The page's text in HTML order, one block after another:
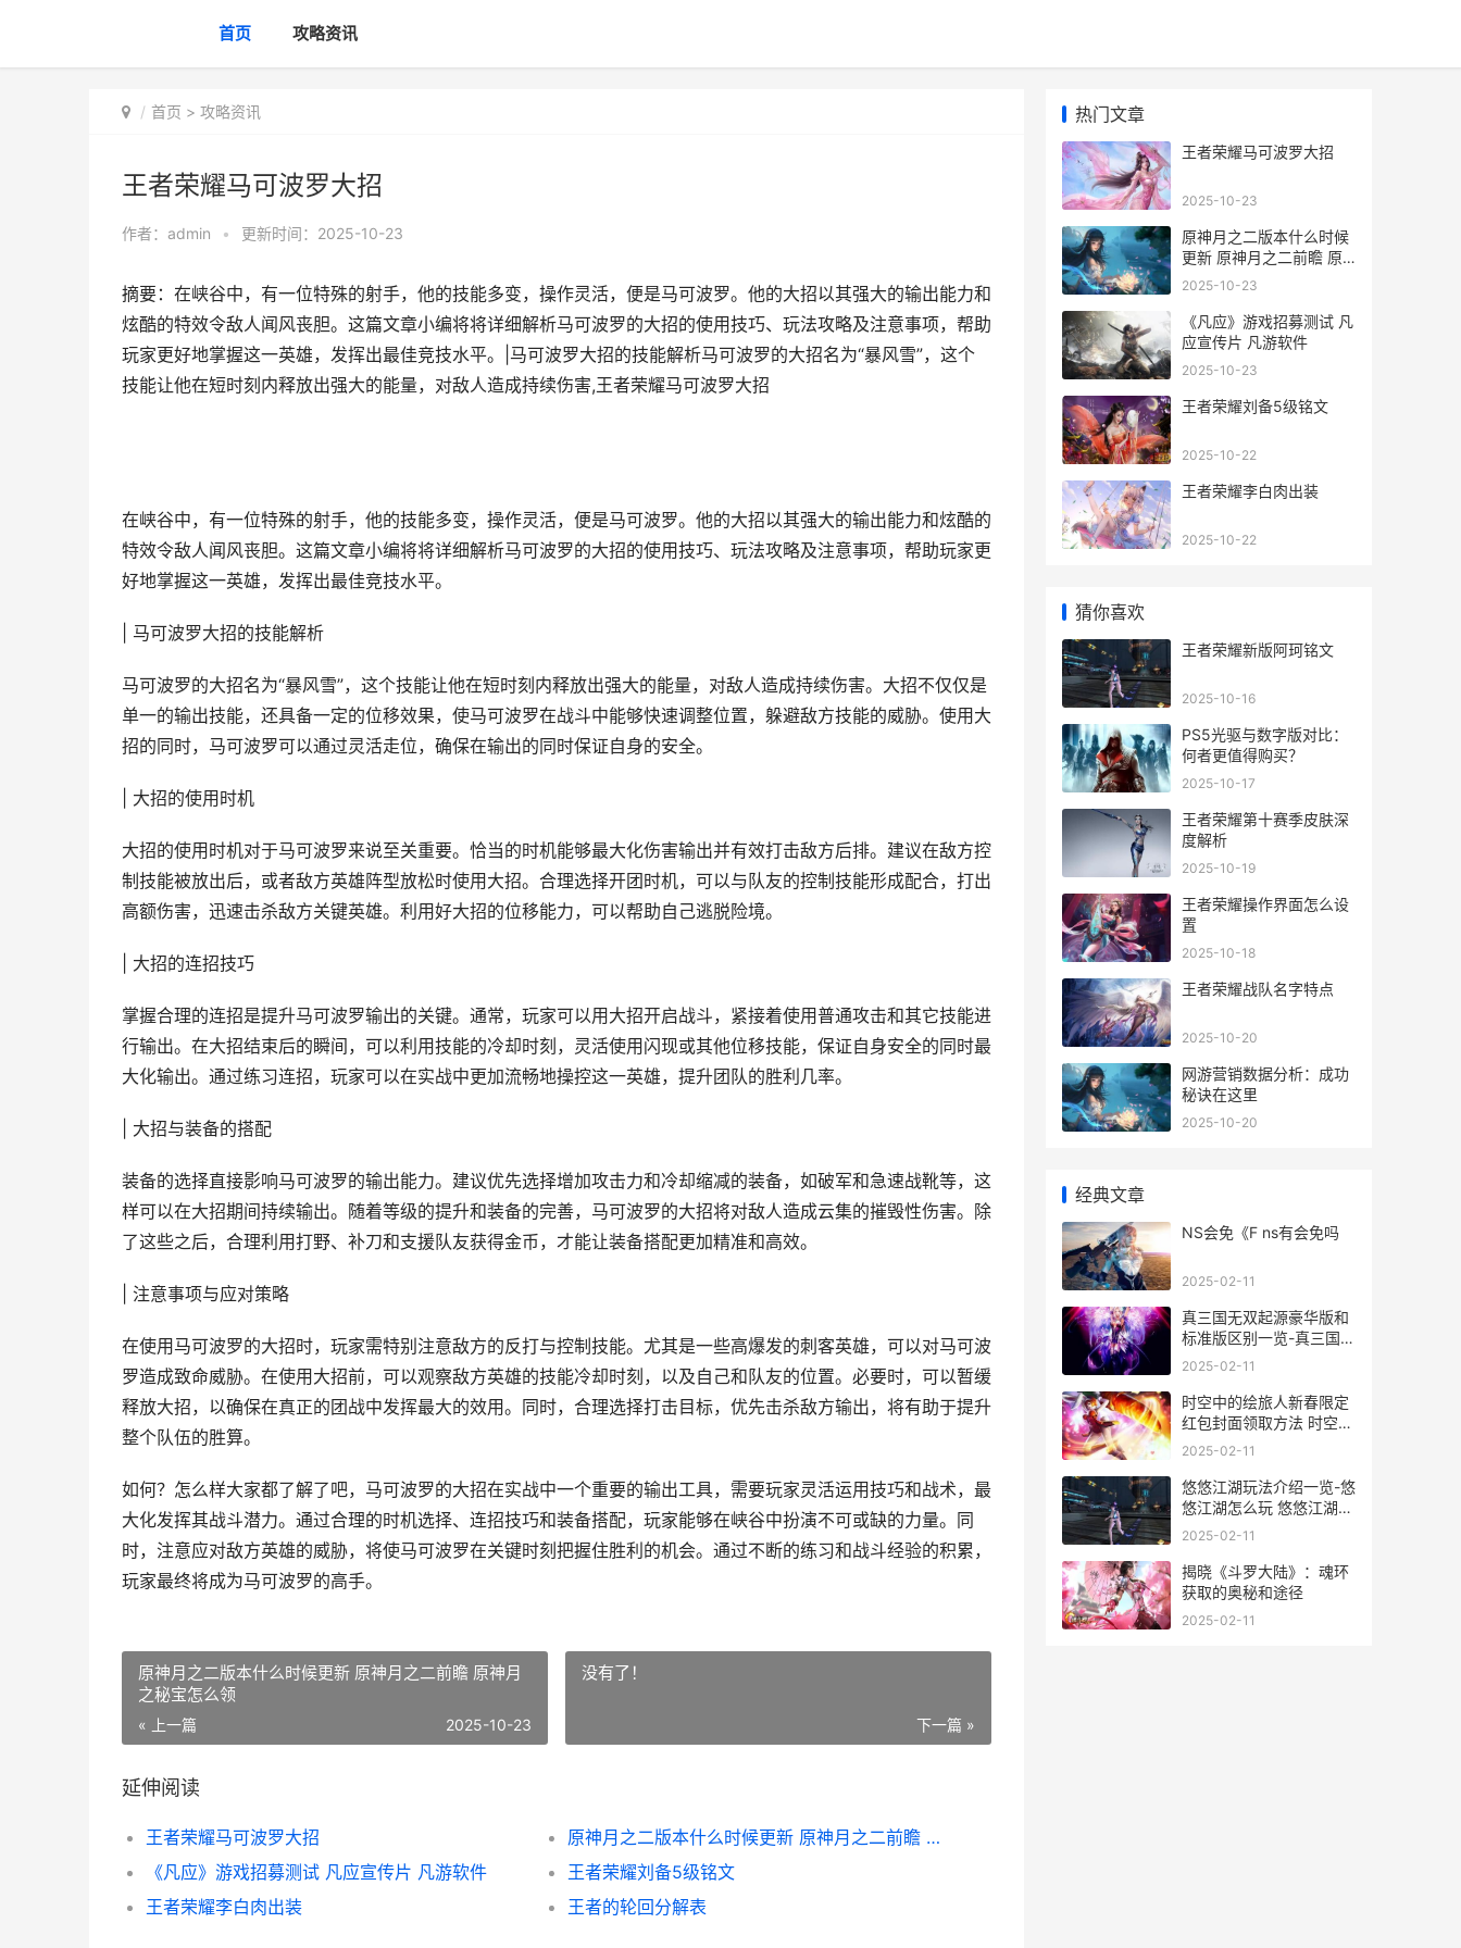
首页 攻略资讯
首页 > 攻略资讯
王者荣耀马可波罗大招
作者： admin • 更新时间：2025-10-23
摘要：在峡谷中，有一位特殊的射手，他的技能多变，操作灵活，便是马可波罗。他的大招以其强大的输出能力和
炫酷的特效令敌人闻风丧胆。这篇文章小编将将详细解析马可波罗的大招的使用技巧、玩法攻略及注意事项，帮助
玩家更好地掌握这一英雄，发挥出最佳竞技水平。|马可波罗大招的技能解析马可波罗的大招名为“暴风雪”，这个
技能让他在短时刻内释放出强大的能量，对敌人造成持续伤害,王者荣耀马可波罗大招
在峡谷中，有一位特殊的射手，他的技能多变，操作灵活，便是马可波罗。他的大招以其强大的输出能力和炫酷的
特效令敌人闻风丧胆。这篇文章小编将将详细解析马可波罗的大招的使用技巧、玩法攻略及注意事项，帮助玩家更
好地掌握这一英雄，发挥出最佳竞技水平。
| 马可波罗大招的技能解析
马可波罗的大招名为“暴风雪”，这个技能让他在短时刻内释放出强大的能量，对敌人造成持续伤害。大招不仅仅是
单一的输出技能，还具备一定的位移效果，使马可波罗在战斗中能够快速调整位置，躲避敌方技能的威胁。使用大
招的同时，马可波罗可以通过灵活走位，确保在输出的同时保证自身的安全。
| 大招的使用时机
大招的使用时机对于马可波罗来说至关重要。恰当的时机能够最大化伤害输出并有效打击敌方后排。建议在敌方控
制技能被放出后，或者敌方英雄阵型放松时使用大招。合理选择开团时机，可以与队友的控制技能形成配合，打出
高额伤害，迅速击杀敌方关键英雄。利用好大招的位移能力，可以帮助自己逃脱险境。
| 大招的连招技巧
掌握合理的连招是提升马可波罗输出的关键。通常，玩家可以用大招开启战斗，紧接着使用普通攻击和其它技能进
行输出。在大招结束后的瞬间，可以利用技能的冷却时刻，灵活使用闪现或其他位移技能，保证自身安全的同时最
大化输出。通过练习连招，玩家可以在实战中更加流畅地操控这一英雄，提升团队的胜利几率。
| 大招与装备的搭配
装备的选择直接影响马可波罗的输出能力。建议优先选择增加攻击力和冷却缩减的装备，如破军和急速战靴等，这
样可以在大招期间持续输出。随着等级的提升和装备的完善，马可波罗的大招将对敌人造成云集的摧毁性伤害。除
了这些之后，合理利用打野、补刀和支援队友获得金币，才能让装备搭配更加精准和高效。
| 注意事项与应对策略
在使用马可波罗的大招时，玩家需特别注意敌方的反打与控制技能。尤其是一些高爆发的刺客英雄，可以对马可波
罗造成致命威胁。在使用大招前，可以观察敌方英雄的技能冷却时刻，以及自己和队友的位置。必要时，可以暂缓
释放大招，以确保在真正的团战中发挥最大的效用。同时，合理选择打击目标，优先击杀敌方输出，将有助于提升
整个队伍的胜算。
如何？怎么样大家都了解了吧，马可波罗的大招在实战中一个重要的输出工具，需要玩家灵活运用技巧和战术，最
大化发挥其战斗潜力。通过合理的时机选择、连招技巧和装备搭配，玩家能够在峡谷中扮演不可或缺的力量。同
时，注意应对敌方英雄的威胁，将使马可波罗在关键时刻把握住胜利的机会。通过不断的练习和战斗经验的积累，
玩家最终将成为马可波罗的高手。
原神月之二版本什么时候更新 原神月之二前瞻 原神月
之秘宝怎么领
« 上一篇 2025-10-23
没有了！
下一篇 »
延伸阅读
王者荣耀马可波罗大招
原神月之二版本什么时候更新 原神月之二前瞻 原神月之秘宝怎么领
《凡应》游戏招募测试 凡应宣传片 凡游软件
王者荣耀刘备5级铭文
王者荣耀李白肉出装
王者的轮回分解表
热门文章
王者荣耀马可波罗大招
2025-10-23
原神月之二版本什么时候
更新 原神月之二前瞻 原
神月之秘宝怎么领
2025-10-23
《凡应》游戏招募测试 凡
应宣传片 凡游软件
2025-10-23
王者荣耀刘备5级铭文
2025-10-22
王者荣耀李白肉出装
2025-10-22
猜你喜欢
王者荣耀新版阿珂铭文
2025-10-16
PS5光驱与数字版对比：
何者更值得购买？
2025-10-17
王者荣耀第十赛季皮肤深
度解析
2025-10-19
王者荣耀操作界面怎么设
置
2025-10-18
王者荣耀战队名字特点
2025-10-20
网游营销数据分析：成功
秘诀在这里
2025-10-20
经典文章
NS会免《F ns有会免吗
2025-02-11
真三国无双起源豪华版和
标准版区别一览-真三国无
双起源豪华版和标准版区
攻略
2025-02-11
时空中的绘旅人新春限定
红包封面领取方法 时空中
的绘旅人什么时候开服的
2025-02-11
悠悠江湖玩法介绍一览-悠
悠江湖怎么玩 悠悠江湖关
卡在哪
2025-02-11
揭晓《斗罗大陆》：魂环
获取的奥秘和途径
2025-02-11